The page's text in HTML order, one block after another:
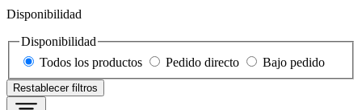
Disponibilidad
Disponibilidad
Todos los productos
Pedido directo Bajo pedido
Restablecer filtros